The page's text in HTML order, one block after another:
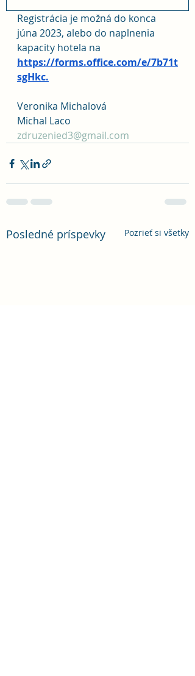
Registrácia je možná do konca
júna 2023, alebo do naplnenia
kapacity hotela na
https://forms.office.com/e/7b71t
sgHkc.
Veronika Michalová
Michal Laco
zdruzenied3@gmail.com
Posledné príspevky Pozrieť si všetky